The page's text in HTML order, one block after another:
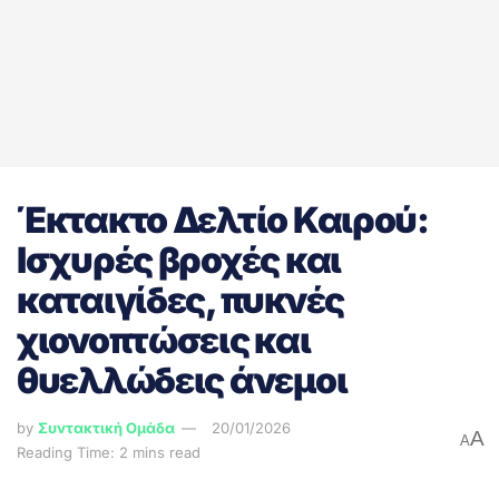
Έκτακτο Δελτίο Καιρού:
Ισχυρές βροχές και
καταιγίδες, πυκνές
χιονοπτώσεις και
θυελλώδεις άνεμοι
by Συντακτική Ομάδα
20/01/2026
Reading Time: 2 mins read
AA